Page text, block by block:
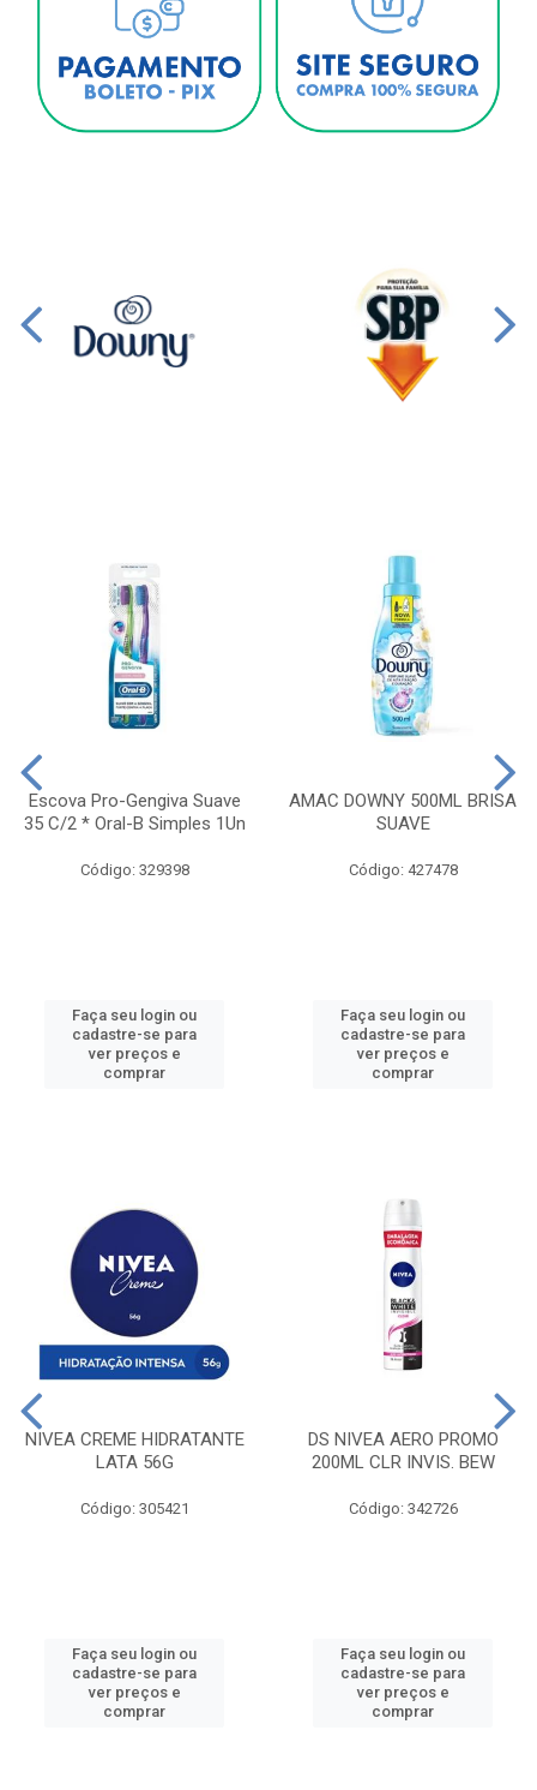
Escova Pro-Gengiva Suave
35 C/2 * Oral-B Simples 1Un
Código: 329398
Faça seu login ou
cadastre-se para
ver preços e
comprar
AMAC DOWNY 500ML BRISA
SUAVE
Código: 427478
Faça seu login ou
cadastre-se para
ver preços e
comprar
NIVEA CREME HIDRATANTE
LATA 56G
Código: 305421
Faça seu login ou
cadastre-se para
ver preços e
comprar
DS NIVEA AERO PROMO
200ML CLR INVIS. BEW
Código: 342726
Faça seu login ou
cadastre-se para
ver preços e
comprar